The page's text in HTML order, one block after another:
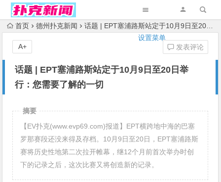
设置菜单
首页 德州扑克新闻 话题 | EPT塞浦路斯站定于10月9日至20日举行：您需要了解的一切
话题 | EPT塞浦路斯站定于10月9日至20日举
行：您需要了解的一切
发表评论
A+
摘要
【EV扑克(www.evp69.com)报道】EPT横跨地中海的巴塞
罗那赛段还没来得及存档。10月9日至20日，EPT塞浦路斯
赛将历史性地第二次拉开帷幕，继12个月前首次举办时创
下的记录之后，这次比赛又将创造新的记录。